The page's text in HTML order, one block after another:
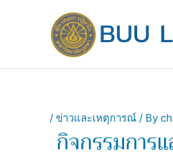
/ ข่าวและเหตุการณ์ / By
กิจกรรมการ